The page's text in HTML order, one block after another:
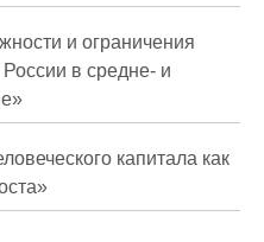
и ограничения
в средне- и
капитала как